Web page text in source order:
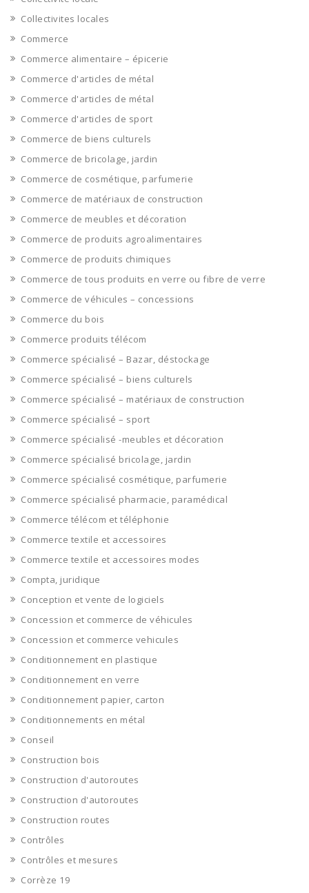
Collectivites locales
Commerce
Commerce alimentaire – épicerie
Commerce d'articles de métal
Commerce d'articles de métal
Commerce d'articles de sport
Commerce de biens culturels
Commerce de bricolage, jardin
Commerce de cosmétique, parfumerie
Commerce de matériaux de construction
Commerce de meubles et décoration
Commerce de produits agroalimentaires
Commerce de produits chimiques
Commerce de tous produits en verre ou fibre de verre
Commerce de véhicules – concessions
Commerce du bois
Commerce produits télécom
Commerce spécialisé – Bazar, déstockage
Commerce spécialisé – biens culturels
Commerce spécialisé – matériaux de construction
Commerce spécialisé – sport
Commerce spécialisé -meubles et décoration
Commerce spécialisé bricolage, jardin
Commerce spécialisé cosmétique, parfumerie
Commerce spécialisé pharmacie, paramédical
Commerce télécom et téléphonie
Commerce textile et accessoires
Commerce textile et accessoires modes
Compta, juridique
Conception et vente de logiciels
Concession et commerce de véhicules
Concession et commerce vehicules
Conditionnement en plastique
Conditionnement en verre
Conditionnement papier, carton
Conditionnements en métal
Conseil
Construction bois
Construction d'autoroutes
Construction d'autoroutes
Construction routes
Contrôles
Contrôles et mesures
Corrèze 19